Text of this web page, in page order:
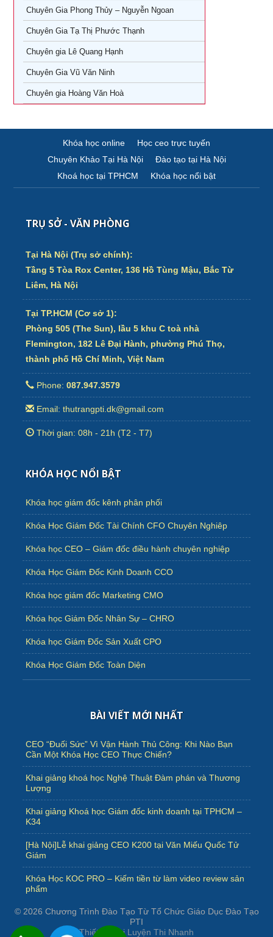
Khóa học giám đốc Marketing tại TPHCM
Khóa học giám đốc sản xuất tại tpHCM
Chuyên Gia Phong Thủy – Nguyễn Ngoan
Chuyên Gia Tạ Thị Phước Thạnh
Chuyên gia Lê Quang Hạnh
Chuyên Gia Vũ Văn Ninh
Chuyên gia Hoàng Văn Hoà
Khóa học online
Học ceo trực tuyến
Chuyên Khảo Tại Hà Nội
Đào tạo tại Hà Nội
Khoá học tại TPHCM
Khóa học nổi bật
TRỤ SỞ - VĂN PHÒNG
Tại Hà Nội (Trụ sở chính):
Tầng 5 Tòa Rox Center, 136 Hồ Tùng Mậu, Bắc Từ
Liêm, Hà Nội
Tại TP.HCM (Cơ sở 1):
Phòng 505 (The Sun), lầu 5 khu C toà nhà
Flemington, 182 Lê Đại Hành, phường Phú Thọ,
thành phố Hồ Chí Minh, Việt Nam
Phone:087.947.3579
Email: thutrangpti.dk@gmail.com
Thời gian: 08h - 21h (T2 - T7)
KHÓA HỌC NỔI BẬT
Khóa học giám đốc kênh phân phối
Khóa Học Giám Đốc Tài Chính CFO Chuyên Nghiêp
Khóa học CEO – Giám đốc điều hành chuyên nghiệp
Khóa Học Giám Đốc Kinh Doanh CCO
Khóa học giám đốc Marketing CMO
Khóa học Giám Đốc Nhân Sự – CHRO
Khóa học Giám Đốc Sản Xuất CPO
Khóa Học Giám Đốc Toàn Diện
BÀI VIẾT MỚI NHẤT
CEO “Đuối Sức” Vì Vận Hành Thủ Công: Khi Nào Bạn
Cần Một Khóa Học CEO Thực Chiến?
Khai giảng khoá học Nghệ Thuật Đàm phán và Thương
Lượng
Khai giảng Khoá học Giám đốc kinh doanh tại TPHCM –
K34
[Hà Nội]Lễ khai giảng CEO K200 tại Văn Miếu Quốc Tử
Giám
Khóa Học KOC PRO – Kiếm tiền từ làm video review sản
phẩm
© 2026 Chương Trình Đào Tạo Từ Tổ Chức Giáo Dục Đào Tạo
PTI
Thiết kế bởi Luyện Thi Nhanh